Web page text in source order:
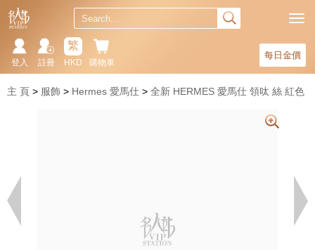
每日金價
購物車
繁
HKD
註冊
登入
主 頁 服飾 Hermes 愛馬仕 全新 HERMES 愛馬仕 領呔 絲 紅色